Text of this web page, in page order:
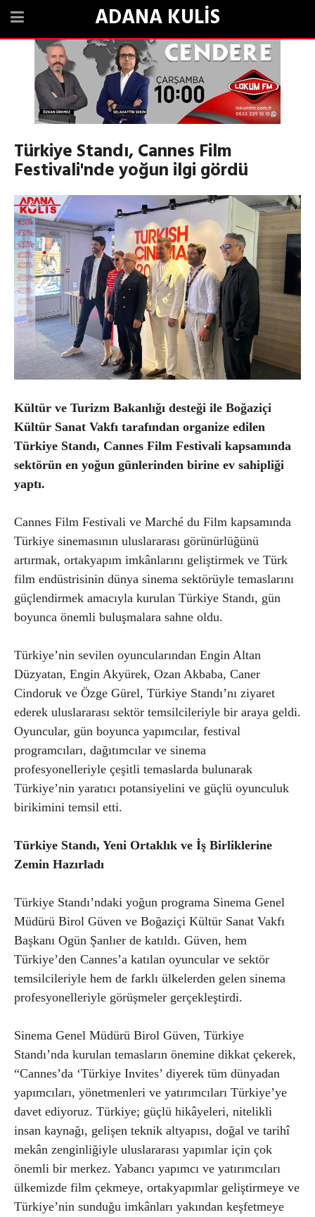
ADANA KULİS
Türkiye Standı, Cannes Film
Festivali'nde yoğun ilgi gördü
Kültür ve Turizm Bakanlığı desteği ile Boğaziçi
Kültür Sanat Vakfı tarafından organize edilen
Türkiye Standı, Cannes Film Festivali kapsamında
sektörün en yoğun günlerinden birine ev sahipliği
yaptı.
Cannes Film Festivali ve Marché du Film kapsamında
Türkiye sinemasının uluslararası görünürlüğünü
artırmak, ortakyapım imkânlarını geliştirmek ve Türk
film endüstrisinin dünya sinema sektörüyle temaslarını
güçlendirmek amacıyla kurulan Türkiye Standı, gün
boyunca önemli buluşmalara sahne oldu.
Türkiye’nin sevilen oyuncularından Engin Altan
Düzyatan, Engin Akyürek, Ozan Akbaba, Caner
Cindoruk ve Özge Gürel, Türkiye Standı’nı ziyaret
ederek uluslararası sektör temsilcileriyle bir araya geldi.
Oyuncular, gün boyunca yapımcılar, festival
programcıları, dağıtımcılar ve sinema
profesyonelleriyle çeşitli temaslarda bulunarak
Türkiye’nin yaratıcı potansiyelini ve güçlü oyunculuk
birikimini temsil etti.
Türkiye Standı, Yeni Ortaklık ve İş Birliklerine
Zemin Hazırladı
Türkiye Standı’ndaki yoğun programa Sinema Genel
Müdürü Birol Güven ve Boğaziçi Kültür Sanat Vakfı
Başkanı Ogün Şanlıer de katıldı. Güven, hem
Türkiye’den Cannes’a katılan oyuncular ve sektör
temsilcileriyle hem de farklı ülkelerden gelen sinema
profesyonelleriyle görüşmeler gerçekleştirdi.
Sinema Genel Müdürü Birol Güven, Türkiye
Standı’nda kurulan temasların önemine dikkat çekerek,
“Cannes’da ‘Türkiye Invites’ diyerek tüm dünyadan
yapımcıları, yönetmenleri ve yatırımcıları Türkiye’ye
davet ediyoruz. Türkiye; güçlü hikâyeleri, nitelikli
insan kaynağı, gelişen teknik altyapısı, doğal ve tarihî
mekân zenginliğiyle uluslararası yapımlar için çok
önemli bir merkez. Yabancı yapımcı ve yatırımcıları
ülkemizde film çekmeye, ortakyapımlar geliştirmeye ve
Türkiye’nin sunduğu imkânları yakından keşfetmeye